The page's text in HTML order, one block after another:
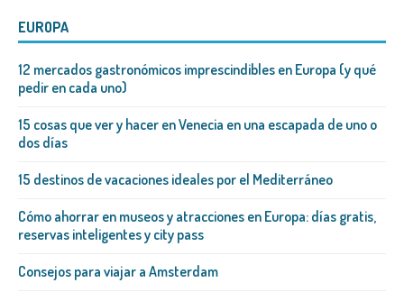
EUROPA
12 mercados gastronómicos imprescindibles en Europa (y qué
pedir en cada uno)
15 cosas que ver y hacer en Venecia en una escapada de uno o
dos días
15 destinos de vacaciones ideales por el Mediterráneo
Cómo ahorrar en museos y atracciones en Europa: días gratis,
reservas inteligentes y city pass
Consejos para viajar a Amsterdam